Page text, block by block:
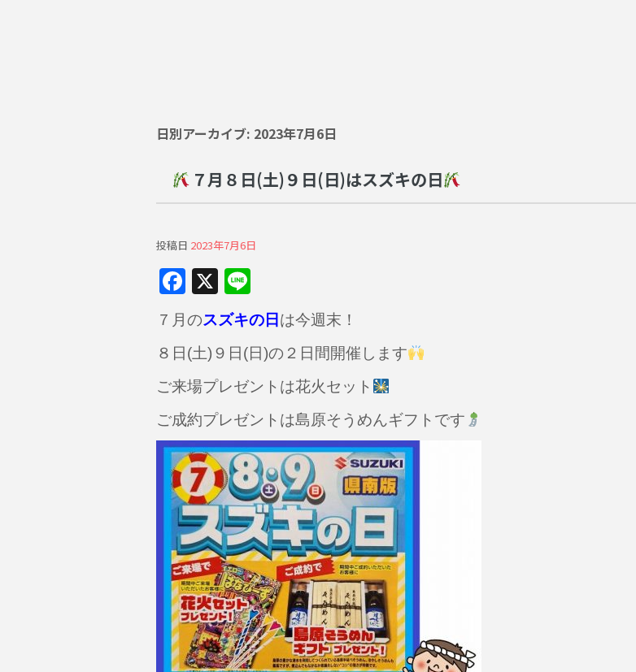
日別アーカイブ: 2023年7月6日
７月８日(土)９日(日)はスズキの日
投稿日 2023年7月6日
F
a
c
e
b
o
o
k
X
n
e
７月のスズキの日 は今週末！
８日(土)９日(日)の２日間開催します
ご来場プレゼントは花火セット
ご成約プレゼントは島原そうめんギフトです